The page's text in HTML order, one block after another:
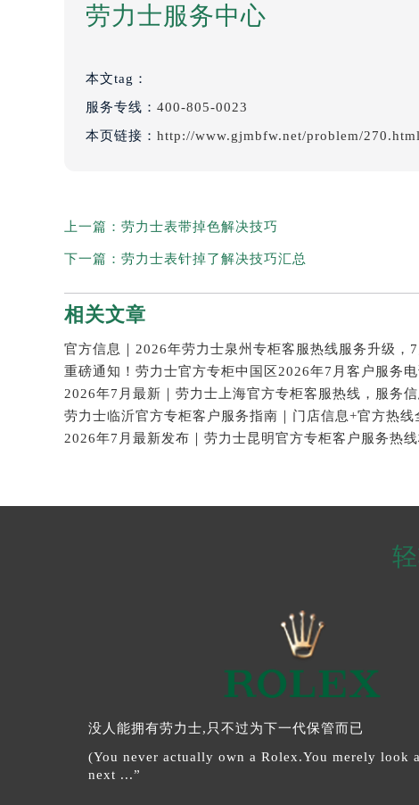
劳力士服务中心
本文tag：
服务专线： 400-805-0023
本页链接： http://www.gjmbfw.net/problem/270.html
上一篇： 劳力士表带掉色解决技巧
下一篇： 劳力士表针掉了解决技巧汇总
相关文章
没人能拥有劳力士,只不过为下一代保管而已
(You never actually own a Rolex.You merely look
next ...”